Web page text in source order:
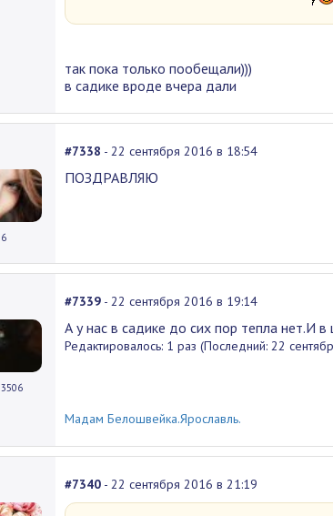
так пока только пообещали)))
в садике вроде вчера дали
6
#7338 - 22 сентября 2016 в 18:54
ПОЗДРАВЛЯЮ
3506
#7339 - 22 сентября 2016 в 19:14
А у нас в садике до сих пор тепла нет.И
Редактировалось: 1 раз (Последний: 22
Мадам Белошвейка.Ярославль.
#7340 - 22 сентября 2016 в 21:19